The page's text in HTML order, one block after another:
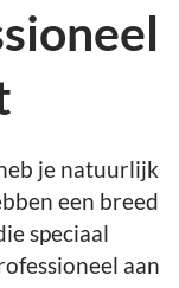
je natuurlijk
een breed
speciaal
aan